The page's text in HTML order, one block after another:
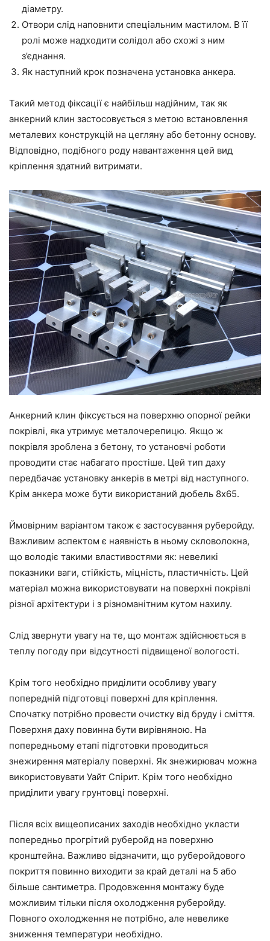
діаметру.
Отвори слід наповнити спеціальним мастилом. В її
ролі може надходити солідол або схожі з ним
з’єднання.
Як наступний крок позначена установка анкера.
Такий метод фіксації є найбільш надійним, так як
анкерний клин застосовується з метою встановлення
металевих конструкцій на цегляну або бетонну основу.
Відповідно, подібного роду навантаження цей вид
кріплення здатний витримати.
Анкерний клин фіксується на поверхню опорної рейки
покрівлі, яка утримує металочерепицю. Якщо ж
покрівля зроблена з бетону, то установчі роботи
проводити стає набагато простіше. Цей тип даху
передбачає установку анкерів в метрі від наступного.
Крім анкера може бути використаний дюбель 8х65.
Ймовірним варіантом також є застосування руберойду.
Важливим аспектом є наявність в ньому скловолокна,
що володіє такими властивостями як: невеликі
показники ваги, стійкість, міцність, пластичність. Цей
матеріал можна використовувати на поверхні покрівлі
різної архітектури і з різноманітним кутом нахилу.
Слід звернути увагу на те, що монтаж здійснюється в
теплу погоду при відсутності підвищеної вологості.
Крім того необхідно приділити особливу увагу
попередній підготовці поверхні для кріплення.
Спочатку потрібно провести очистку від бруду і сміття.
Поверхня даху повинна бути вирівняною. На
попередньому етапі підготовки проводиться
знежирення матеріалу поверхні. Як знежирювач можна
використовувати Уайт Спірит. Крім того необхідно
приділити увагу грунтовці поверхні.
Після всіх вищеописаних заходів необхідно укласти
попередньо прогрітий руберойд на поверхню
кронштейна. Важливо відзначити, що руберойдового
покриття повинно виходити за край деталі на 5 або
більше сантиметра. Продовження монтажу буде
можливим тільки після охолодження руберойду.
Повного охолодження не потрібно, але невелике
зниження температури необхідно.